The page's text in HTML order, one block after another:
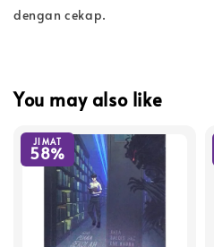
dengan cekap.
You may also like
JIMAT
58%